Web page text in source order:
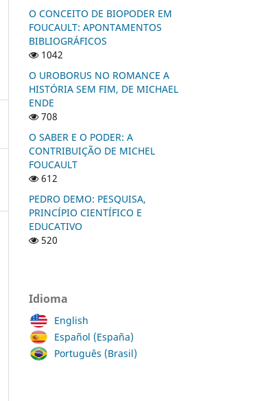
O CONCEITO DE BIOPODER EM
FOUCAULT: APONTAMENTOS
BIBLIOGRÁFICOS
1042
O UROBORUS NO ROMANCE A
HISTÓRIA SEM FIM, DE MICHAEL
ENDE
708
O SABER E O PODER: A
CONTRIBUIÇÃO DE MICHEL
FOUCAULT
612
PEDRO DEMO: PESQUISA,
PRINCÍPIO CIENTÍFICO E
EDUCATIVO
520
Idioma
English
Español (España)
Português (Brasil)